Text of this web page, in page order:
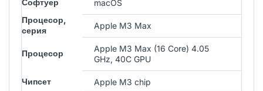
macOS
Процесор,
серия
Apple M3 Max
Процесор
Apple M3 Max (16 Core) 4.05
GHz, 40C GPU
Чипсет Apple M3 chip